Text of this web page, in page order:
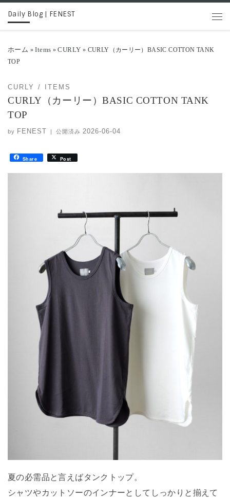
コンテンツへスキップ
Daily Blog | FENEST
ホーム » Items » CURLY » CURLY（カーリー）BASIC COTTON TANK
TOP
CURLY ITEMS
CURLY（カーリー）BASIC COTTON TANK
TOP
by FENEST | 公開済み 2026-06-04
Share Post
夏の必需品と言えばタンクトップ。
シャツやカットソーのインナーとしてしっかりと揃えて